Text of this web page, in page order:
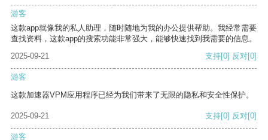
游客
这款app就像我的私人助理，随时随地为我的办公提供帮助。我经常需要
查找资料，这款app的搜索功能非常强大，能够快速找到我需要的信息。
2025-09-21
支持[0] 反对[0]
游客
这款加速器VPM应用程序已经为我们带来了无限的隐私和安全性保护。
2025-09-21 支持[0] 反对[0]
游客